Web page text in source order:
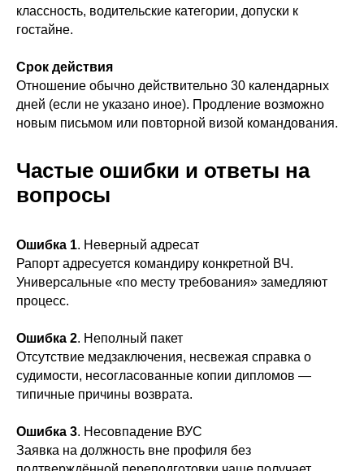
классность, водительские категории, допуски к
гостайне.
Срок действия
Отношение обычно действительно 30 календарных
дней (если не указано иное). Продление возможно
новым письмом или повторной визой командования.
Частые ошибки и ответы на
вопросы
Ошибка 1. Неверный адресат
Рапорт адресуется командиру конкретной ВЧ.
Универсальные «по месту требования» замедляют
процесс.
Ошибка 2. Неполный пакет
Отсутствие медзаключения, несвежая справка о
судимости, несогласованные копии дипломов —
типичные причины возврата.
Ошибка 3. Несовпадение ВУС
Заявка на должность вне профиля без